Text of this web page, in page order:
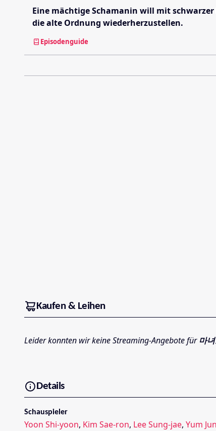
Eine mächtige Schamanin will mit
die alte Ordnung wiederherzustellen.
Episodenguide
Kaufen & Leihen
Leider konnten wir keine Streaming-Angebote für 마
Details
Schauspieler
Yoon Shi-yoon, Kim Sae-ron, Lee Sung-jae, Yum